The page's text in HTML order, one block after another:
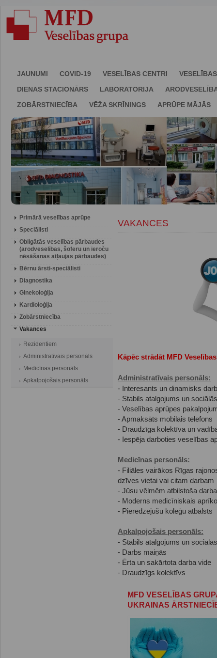
JAUNUMI COVID-19 VESELĪBAS CENTRI
DIENAS STACIONĀRS
LABORATORIJA
ZOBĀRSTNIECĪBA
VĒŽA SKRĪNINGS APRŪPE MĀJĀS
Primārā veselības aprūpe
Speciālisti
Obligātās veselības pārbaudes
(arodveselības, šoferu un ieroču
nēsāšanas atļaujas pārbaudes)
Bērnu ārsti-speciālisti
Diagnostika
Ginekoloģija
Kardioloģija
Zobārstniecība
Vakances
Rezidentiem
Administratīvais personāls
Medicīnas personāls
Apkalpojošais personāls
VAKANCES
Kāpēc strādāt MFD
Administratīvais personāls:
- Interesants un dinamisks
- Stabils atalgojums un
- Veselības aprūpes
- Apmaksāts mobilais telefons
- Draudzīga kolektīva un
- Iespēja darboties veselības
Medicīnas personāls:
- Filiāles vairākos Rīgas
dzīves vietai vai citam darbam
- Jūsu vēlmēm atbilstoša
- Moderns medicīniskais
- Pieredzējušu kolēģu atbalsts
Apkalpojošais personāls:
- Stabils atalgojums un
- Darbs maiņās
- Ērta un sakārtota darba vide
- Draudzīgs kolektīvs
MFD VESELĪBAS
UKRAINAS